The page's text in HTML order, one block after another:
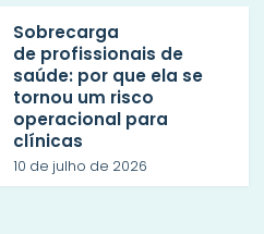
Sobrecarga
de profissionais de
saúde: por que ela se
tornou um risco
operacional para
clínicas
10 de julho de 2026